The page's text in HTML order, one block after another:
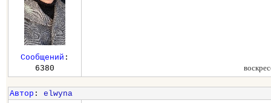
Сообщений :
6380
Автор : elwyna